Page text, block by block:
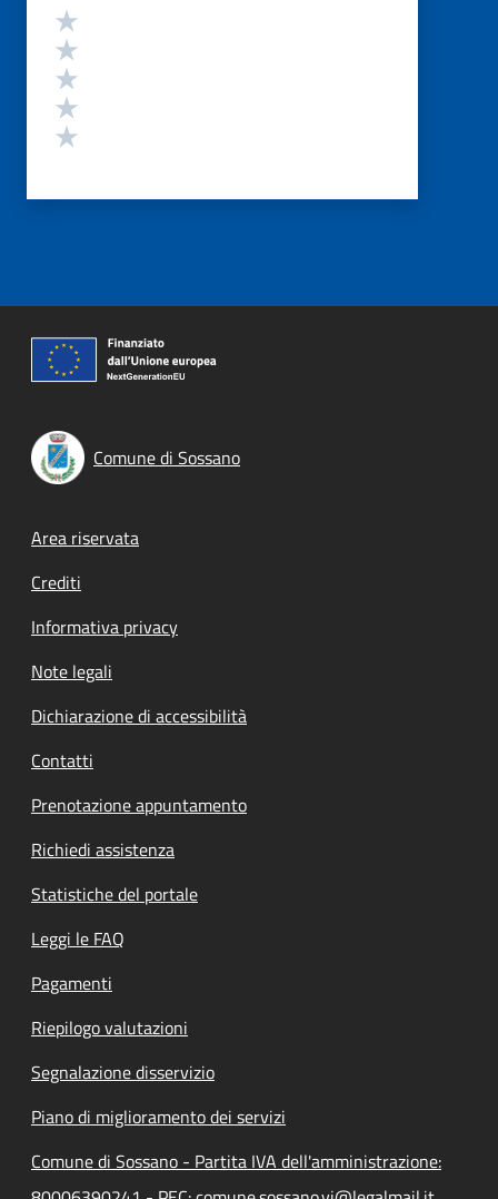
Valutazione
Comune di Sossano
Footer menu
Area riservata
Crediti
Informativa privacy
Note legali
Dichiarazione di accessibilità
Contatti
Prenotazione appuntamento
Richiedi assistenza
Statistiche del portale
Leggi le FAQ
Pagamenti
Riepilogo valutazioni
Segnalazione disservizio
Piano di miglioramento dei servizi
Comune di Sossano - Partita IVA dell'amministrazione: